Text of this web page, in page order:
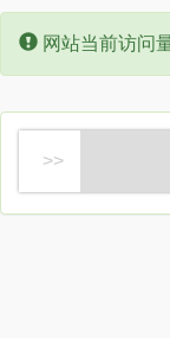
Error:
网站当前访问